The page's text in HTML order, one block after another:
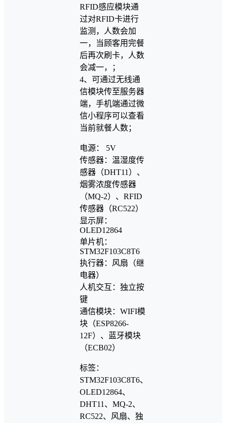
RFID感应模块通
过对RFID卡进行
监测，人数会加
一，当顾客用完餐
后再次刷卡，人数
会减一，；
4、可通过无线通
信模块传至服务器
端，手机端通过微
信小程序可以查看
当前就餐人数；
电源： 5V
传感器：温湿度传
感器（DHT11）、
烟雾浓度传感器
（MQ-2）、RFID
传感器（RC522）
显示屏：
OLED12864
单片机：
STM32F103C8T6
执行器：风扇（继
电器）
人机交互：独立按
键
通信模块：WIFI模
块（ESP8266-
12F）、蓝牙模块
（ECB02）
标签：
STM32F103C8T6、
OLED12864、
DHT11、MQ-2、
RC522、风扇、独